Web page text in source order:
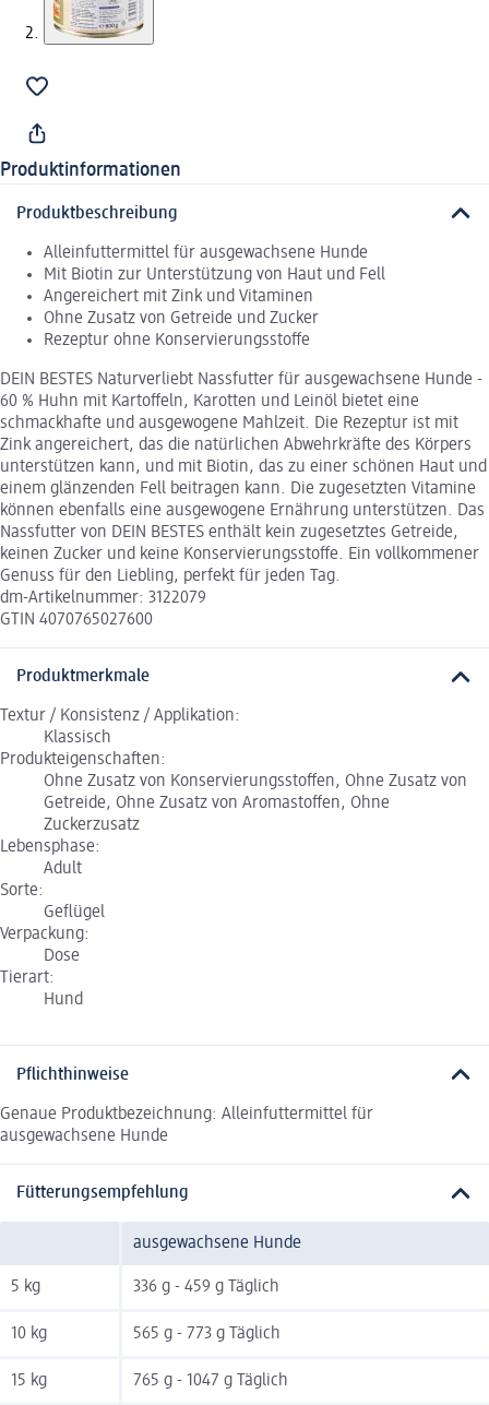
Produktinformationen
Produktbeschreibung
Alleinfuttermittel für ausgewachsene Hunde
Mit Biotin zur Unterstützung von Haut und Fell
Angereichert mit Zink und Vitaminen
Ohne Zusatz von Getreide und Zucker
Rezeptur ohne Konservierungsstoffe
DEIN BESTES Naturverliebt Nassfutter für ausgewachsene Hunde -
60 % Huhn mit Kartoffeln, Karotten und Leinöl bietet eine
schmackhafte und ausgewogene Mahlzeit. Die Rezeptur ist mit
Zink angereichert, das die natürlichen Abwehrkräfte des Körpers
unterstützen kann, und mit Biotin, das zu einer schönen Haut und
einem glänzenden Fell beitragen kann. Die zugesetzten Vitamine
können ebenfalls eine ausgewogene Ernährung unterstützen. Das
Nassfutter von DEIN BESTES enthält kein zugesetztes Getreide,
keinen Zucker und keine Konservierungsstoffe. Ein vollkommener
Genuss für den Liebling, perfekt für jeden Tag.
dm-Artikelnummer: 3122079
GTIN 4070765027600
Produktmerkmale
Textur / Konsistenz / Applikation:
Klassisch
Produkteigenschaften:
Ohne Zusatz von Konservierungsstoffen, Ohne Zusatz von
Getreide, Ohne Zusatz von Aromastoffen, Ohne
Zuckerzusatz
Lebensphase:
Adult
Sorte:
Geflügel
Verpackung:
Dose
Tierart:
Hund
Pflichthinweise
Genaue Produktbezeichnung: Alleinfuttermittel für
ausgewachsene Hunde
Fütterungsempfehlung
ausgewachsene Hunde
5 kg 336 g - 459 g Täglich
10 kg 565 g - 773 g Täglich
15 kg 765 g - 1047 g Täglich